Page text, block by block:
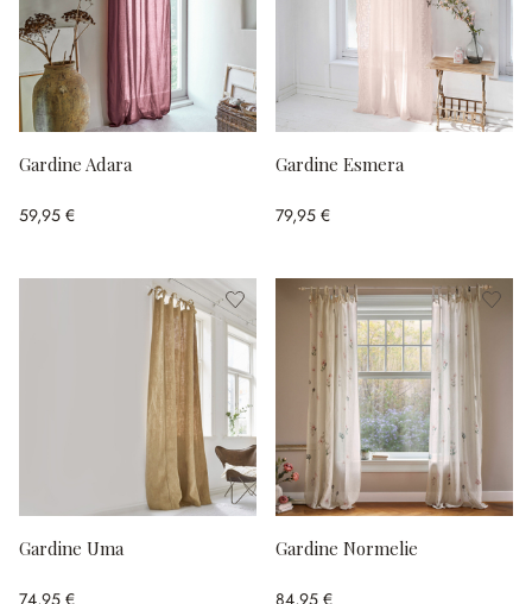
Gardine Adara
59,95 €
Gardine Esmera
79,95 €
Gardine Uma
74,95 €
Gardine Normelie
84,95 €